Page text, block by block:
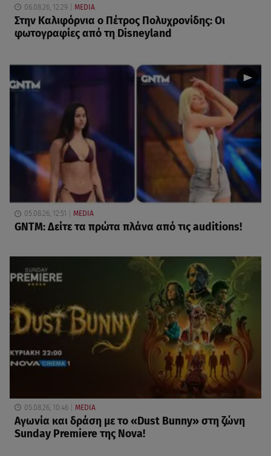
06.08.26, 12:29 MEDIA
Στην Καλιφόρνια ο Πέτρος Πολυχρονίδης: Οι
φωτογραφίες από τη Disneyland
05.08.26, 12:51 MEDIA
GNTM: Δείτε τα πρώτα πλάνα από τις auditions!
05.08.26, 10:46 MEDIA
Αγωνία και δράση με το «Dust Bunny» στη ζώνη
Sunday Premiere της Nova!